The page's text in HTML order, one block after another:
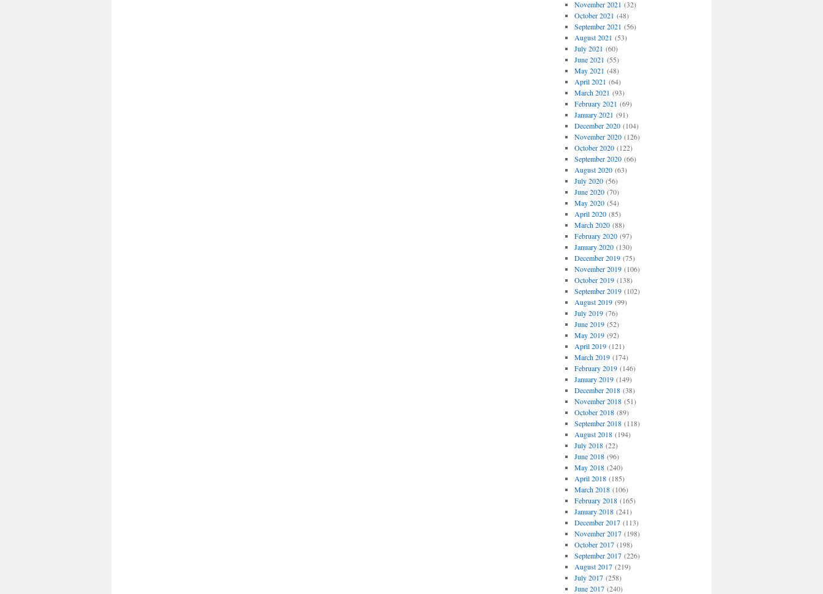
November 2021 (32)
October 2021 (48)
September 2021 (56)
August 2021 (53)
July 2021 (60)
June 2021 (55)
May 2021 (48)
April 2021 (64)
March 2021 (93)
February 2021 (69)
January 2021 (91)
December 2020(104)
November 2020(126)
October 2020(122)
September 2020(66)
August 2020(63)
July 2020(56)
June 2020(70)
May 2020(54)
April 2020(85)
March 2020(88)
February 2020(97)
January 2020(130)
December 2019(75)
November 2019(106)
October 2019(138)
September 2019(102)
August 2019(99)
July 2019(76)
June 2019(52)
May 2019(92)
April 2019(121)
March 2019(174)
February 2019(146)
January 2019(149)
December 2018(38)
November 2018(51)
October 2018(89)
September 2018(118)
August 2018(194)
July 2018(22)
June 2018(96)
May 2018(240)
April 2018(185)
March 2018(106)
February 2018(165)
January 2018(241)
December 2017(113)
November 2017(198)
October 2017(198)
September 2017(226)
August 2017(219)
July 2017(258)
June 2017(240)